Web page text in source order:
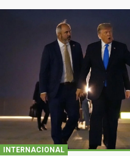
INTERNACIONAL